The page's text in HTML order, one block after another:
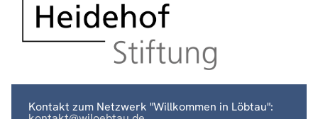
Kontakt zum Netzwerk "Willkommen in Löbtau":